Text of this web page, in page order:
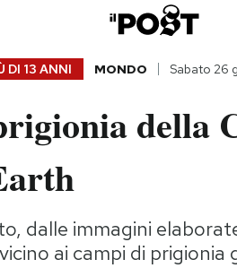
DI 13 ANNI MONDO Sabato 26
della
dalle immagini
ai campi di prigionia